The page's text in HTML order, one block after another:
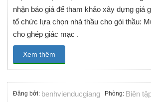
nhận báo giá để tham khảo xây dựng giá
tổ chức lựa chọn nhà thầu cho gói thầu:
cho ghép giác mạc .
Xem thêm
Đăng bởi: benhvienducgiang Phòng: Biên